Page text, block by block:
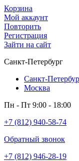
Корзина
Мой аккаунт
Повторить
Регистрация
Зайти на сайт
Санкт-Петербург
Санкт-
Москва
Пн - Пт 9:00 - 18:00
+7 (812) 940-58-74
Обратный звонок
+7 (812) 946-28-19